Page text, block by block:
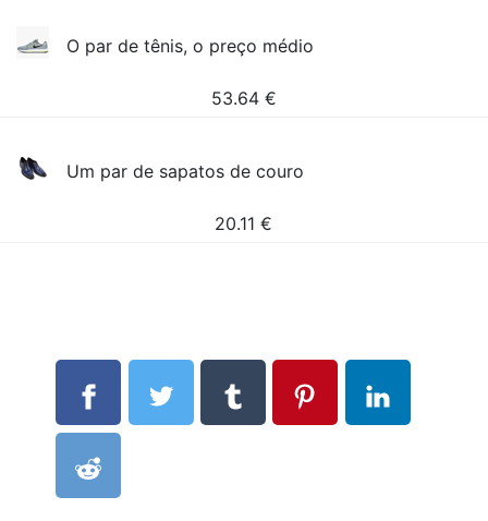
O par de tênis, o preço médio
53.64 €
Um par de sapatos de couro
20.11 €